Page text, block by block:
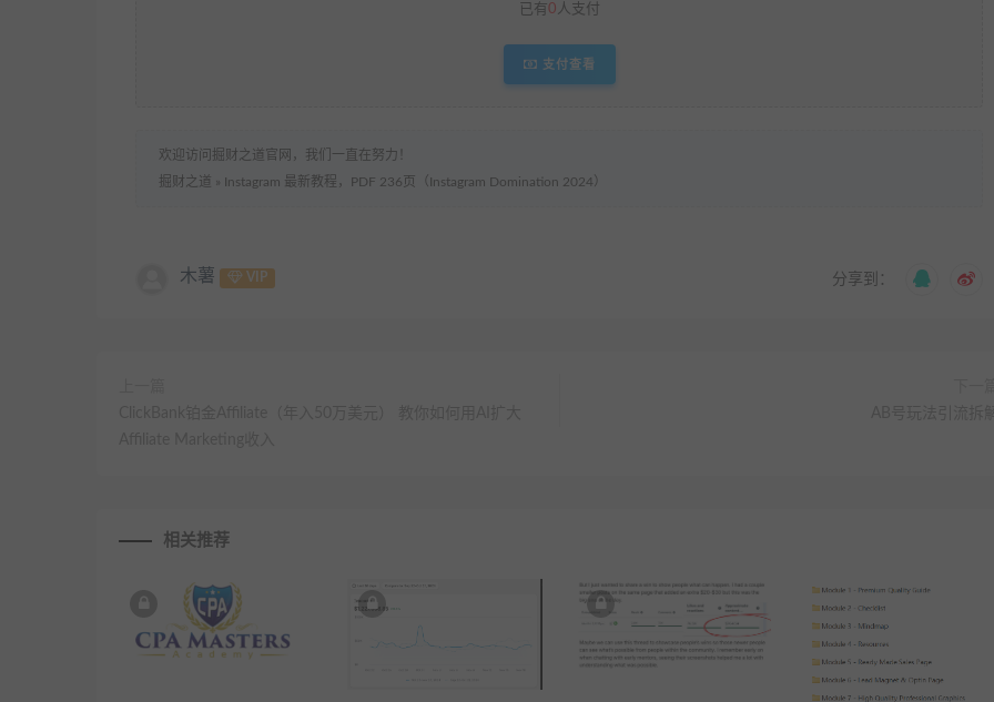
已有 0 人支付
支付查看
欢迎访问掘财之道官网，我们一直在努力！
掘财之道 » Instagram 最新教程，PDF 236页（Instagram Domination 2024）
木薯 VIP 分享到：
相关推荐